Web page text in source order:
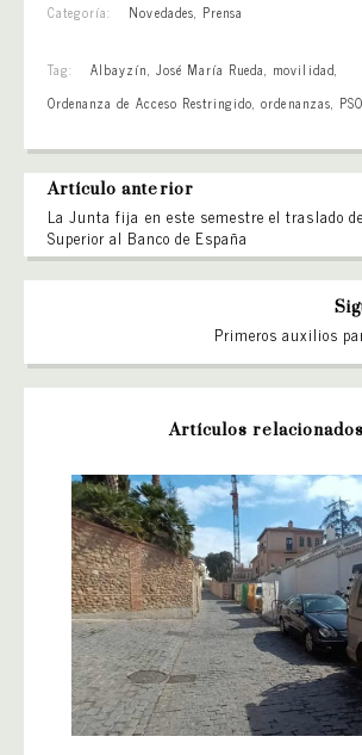
Categoría: Novedades, Prensa
Tag: Albayzín, José María Rueda, movilidad,
Ordenanza de Acceso Restringido,ordenanzas,
Artículo anterior
La Junta fija en este semestre el traslado
Superior al Banco de España
Primeros auxilios
Artículos relacionados